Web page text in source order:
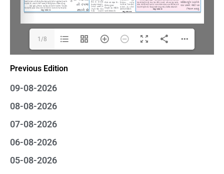
Previous Edition
09-08-2026
08-08-2026
07-08-2026
06-08-2026
05-08-2026
1/8